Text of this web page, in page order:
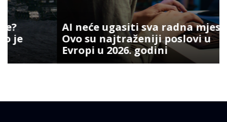
AI neće ugasiti sva radna mjesta:
Ovo su najtraženiji poslovi u
Evropi u 2026. godini